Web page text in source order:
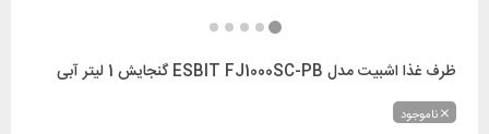
ظرف غذا اشبیت مدل ESBIT FJ1000SC-PB گنجایش 1 لیتر آبی
ناموجود